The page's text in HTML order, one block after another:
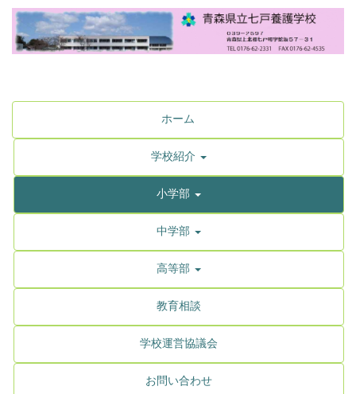
ホーム
学校紹介
小学部
中学部
高等部
教育相談
学校運営協議会
お問い合わせ